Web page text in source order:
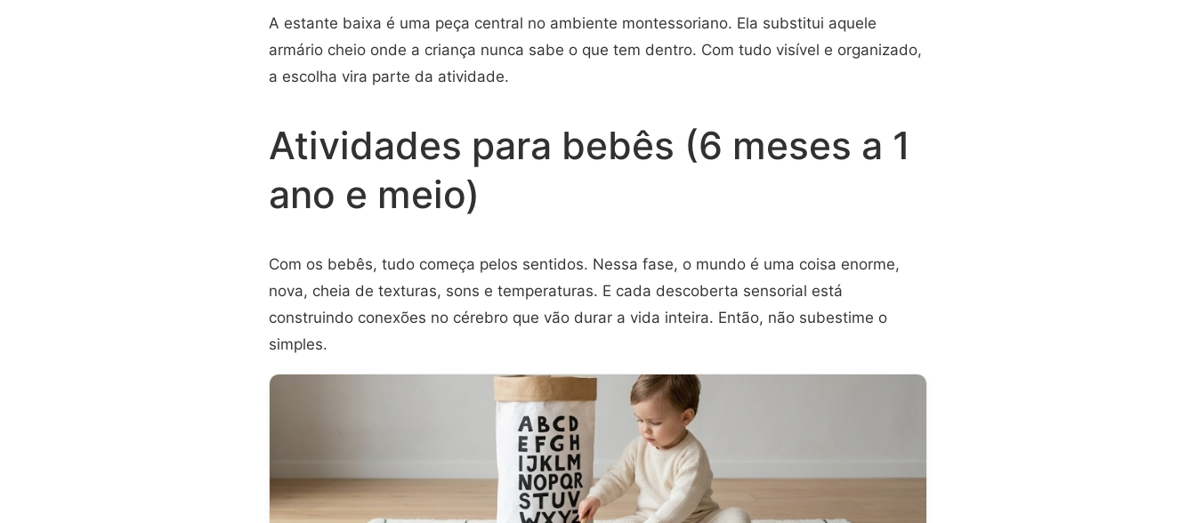
A estante baixa é uma peça central no ambiente montessoriano. Ela substitui aquele
armário cheio onde a criança nunca sabe o que tem dentro. Com tudo visível e organizado,
a escolha vira parte da atividade.
Atividades para bebês (6 meses a 1
ano e meio)
Com os bebês, tudo começa pelos sentidos. Nessa fase, o mundo é uma coisa enorme,
nova, cheia de texturas, sons e temperaturas. E cada descoberta sensorial está
construindo conexões no cérebro que vão durar a vida inteira. Então, não subestime o
simples.